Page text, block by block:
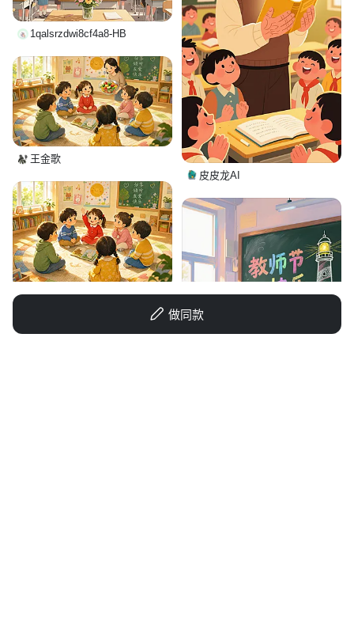
做同款
皮皮龙AI
1qalsrzdwi8cf4a8-HB
王金歌